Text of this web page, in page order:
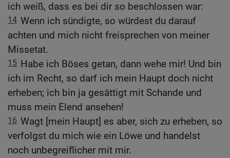
ich weiß, dass es bei dir so beschlossen war:
14 Wenn ich sündigte, so würdest du darauf
achten und mich nicht freisprechen von meiner
Missetat.
15 Habe ich Böses getan, dann wehe mir! Und bin
ich im Recht, so darf ich mein Haupt doch nicht
erheben; ich bin ja gesättigt mit Schande und
muss mein Elend ansehen!
16 Wagt [mein Haupt] es aber, sich zu erheben, so
verfolgst du mich wie ein Löwe und handelst
noch unbegreiflicher mit mir.